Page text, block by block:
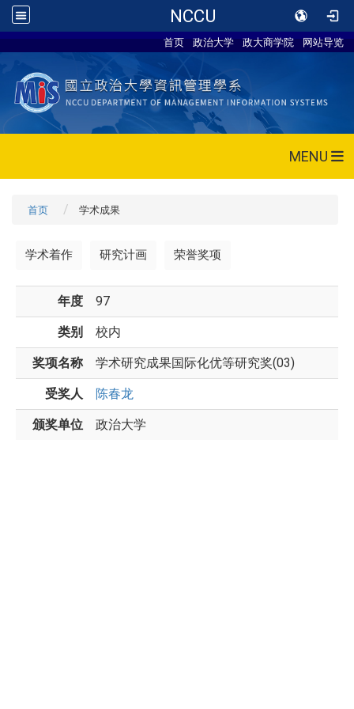
NCCU
首页 政治大学 政大商学院 网站导览
MENU
首页 学术成果
学术着作 研究计画 荣誉奖项
年度 97
类别 校内
奖项名称 学术研究成果国际化优等研究奖(03)
受奖人 陈春龙
颁奖单位 政治大学